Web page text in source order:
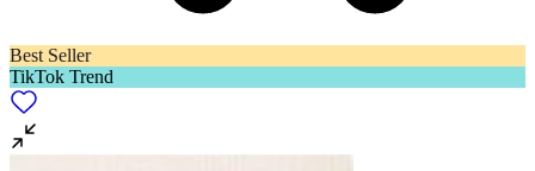
Best Seller
TikTok Trend